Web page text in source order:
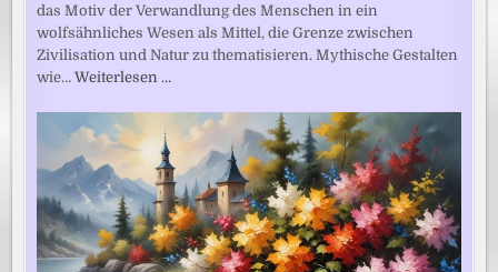
das Motiv der Verwandlung des Menschen in ein
wolfsähnliches Wesen als Mittel, die Grenze zwischen
Zivilisation und Natur zu thematisieren. Mythische Gestalten
wie…Weiterlesen …